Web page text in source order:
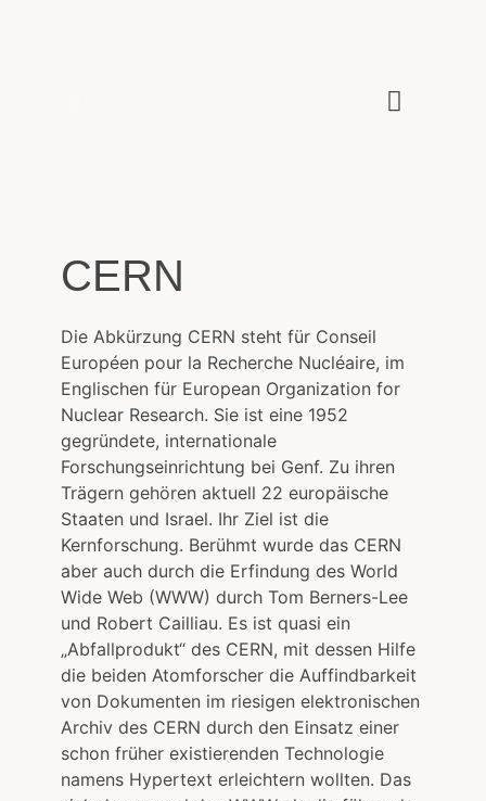
CERN
Die Abkürzung CERN steht für Conseil
Européen pour la Recherche Nucléaire, im
Englischen für European Organization for
Nuclear Research. Sie ist eine 1952
gegründete, internationale
Forschungseinrichtung bei Genf. Zu ihren
Trägern gehören aktuell 22 europäische
Staaten und Israel. Ihr Ziel ist die
Kernforschung. Berühmt wurde das CERN
aber auch durch die Erfindung des World
Wide Web (WWW) durch Tom Berners-Lee
und Robert Cailliau. Es ist quasi ein
„Abfallprodukt“ des CERN, mit dessen Hilfe
die beiden Atomforscher die Auffindbarkeit
von Dokumenten im riesigen elektronischen
Archiv des CERN durch den Einsatz einer
schon früher existierenden Technologie
namens Hypertext erleichtern wollten. Das